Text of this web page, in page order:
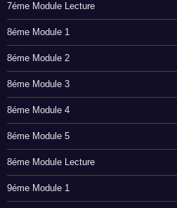
7éme Module Lecture
8éme Module 1
8éme Module 2
8éme Module 3
8éme Module 4
8éme Module 5
8éme Module Lecture
9éme Module 1